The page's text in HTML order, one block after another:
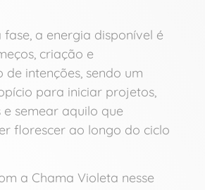
fase, a energia disponível é
criação e
de intenções, sendo um
para iniciar projetos,
semear aquilo que
florescer ao longo do ciclo
a Chama Violeta nesse